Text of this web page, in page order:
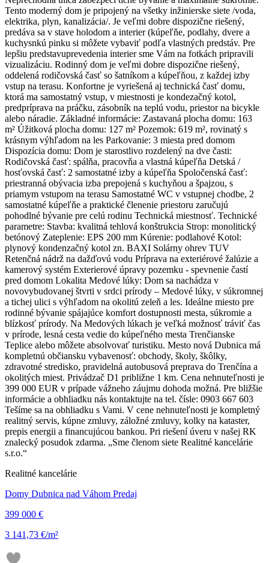
Tento moderný dom je pripojený na všetky inžinierske siete /voda,
elektrika, plyn, kanalizácia/. Je veľmi dobre dispozične riešený,
predáva sa v stave holodom a interier (kúpeľňe, podlahy, dvere a
kuchysnkú pinku si môžete vybaviť podľa vlastných predstáv. Pre
lepšiu predstavuprevedenia interier sme Vám na fotkách pripravili
vizualizáciu. Rodinný dom je veľmi dobre dispozične riešený,
oddelená rodičovská časť so šatníkom a kúpeľňou, z každej izby
vstup na terasu. Konfortne je vyriešená aj technická časť domu,
ktorá ma samostatný vstup, v miestnosti je kondezačný kotol,
predpríprava na práčku, zásobník na teplú vodu, priestor na bicykle
alebo náradie. Základné informácie: Zastavaná plocha domu: 163
m² Úžitková plocha domu: 127 m² Pozemok: 619 m², rovinatý s
krásnym výhľadom na les Parkovanie: 3 miesta pred domom
Dispozícia domu: Dom je starostlivo rozdelený na dve časti:
Rodičovská časť: spálňa, pracovňa a vlastná kúpeľňa Detská /
hosťovská časť: 2 samostatné izby a kúpeľňa Spoločenská časť:
priestranná obývacia izba prepojená s kuchyňou a špajzou, s
priamym vstupom na terasu Samostatné WC v vstupnej chodbe, 2
samostatné kúpeľňe a praktické členenie priestoru zaručujú
pohodlné bývanie pre celú rodinu Technická miestnosť. Technické
parametre: Stavba: kvalitná tehlová konštrukcia Strop: monolitický
betónový Zateplenie: EPS 200 mm Kúrenie: podlahové Kotol:
plynový kondenzačný kotol zn. BAXI Solárny ohrev TUV
Retenčná nádrž na dažďovú vodu Príprava na exteriérové žalúzie a
kamerový systém Exterierové úpravy pozemku - spevnenie častí
pred domom Lokalita Medové lúky: Dom sa nachádza v
novovybudovanej štvrti v srdci prírody – Medové lúky, v súkromnej
a tichej ulici s výhľadom na okolitú zeleň a les. Ideálne miesto pre
rodinné bývanie spájajúce komfort dostupnosti mesta, súkromie a
blízkosť prírody. Na Medových lúkach je veľká možnosť tráviť čas
v prírode, lesná cesta vedie do kúpeľného mesta Trenčianske
Teplice alebo môžete absolvovať turistiku. Mesto nová Dubnica má
kompletnú občiansku vybavenosť: obchody, školy, škôlky,
zdravotné stredisko, pravidelná autobusová preprava do Trenčína a
okolitých miest. Privádzač D1 približne 1 km. Cena nehnuteľnosti je
399 000 EUR v prípade vážneho záujmu dohoda možná. Pre bližšie
informácie a obhliadku nás kontaktujte na tel. čísle: 0903 667 603
Tešíme sa na obhliadku s Vami. V cene nehnuteľnosti je kompletný
realitný servis, kúpne zmluvy, záložné zmluvy, kolky na kataster,
prepis energii a financujúcou bankou. Pri riešení úveru v našej RK
znalecký posudok zdarma. „Sme členom siete Realitné kancelárie
s.r.o.“
Realitné kancelárie
Domy Dubnica nad Váhom Predaj
399 000 €
3 141,73 €/m²